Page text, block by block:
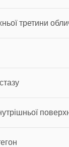
третини